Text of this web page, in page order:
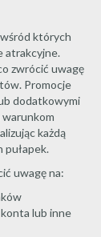
których
atrakcyjne.
zwrócić uwagę
Promocje
dodatkowymi
warunkom
każdą
pułapek.
uwagę na:
lub inne